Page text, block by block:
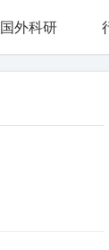
国外科研